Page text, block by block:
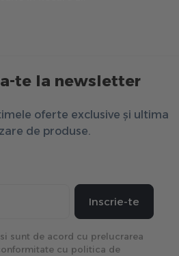
te la newsletter
oferte exclusive și ultima
de produse.
Inscrie-te
sunt de acord cu prelucrarea
cu politica de